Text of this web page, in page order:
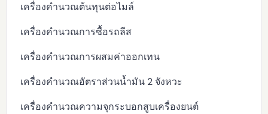
เครื่องคำนวณต้นทุนต่อไมล์
เครื่องคำนวณการซื้อรถลีส
เครื่องคำนวณการผสมค่าออกเทน
เครื่องคำนวณอัตราส่วนน้ำมัน 2 จังหวะ
เครื่องคำนวณความจุกระบอกสูบเครื่องยนต์